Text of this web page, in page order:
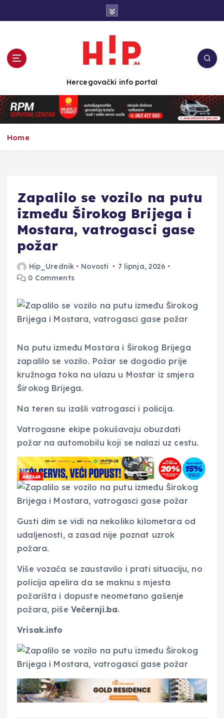
n
t
e
Hercegovački info portal
Home
Zapalilo se vozilo na putu
između Širokog Brijega i
Mostara, vatrogasci gase
požar
Hip_Urednik Novosti
7 lipnja, 2026
0 Comments
Na putu između Mostara i Širokog Brijega
zapalilo se vozilo. Požar se dogodio prije
kružnoga toka na ulazu u Mostar iz smjera
Širokog Brijega.
Na teren su izašli vatrogasci i policija.
Vatrogasne ekipe pokušavaju obuzdati
požar na automobilu koji se nalazi uz cestu.
Gusti dim se vidi na nekoliko kilometara od
udaljenosti, a zasad nije poznat uzrok
požara.
Više vozača se zaustavilo i prati situaciju, no
policija apelira da se maknu s mjesta
požarišta i dopuste neometano gašenje
požara, piše Večernji.ba.
Vrisak.info